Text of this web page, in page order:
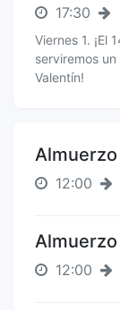
17:30
Viernes 1. ¡El
serviremos
Valentín!
12:00
12:00